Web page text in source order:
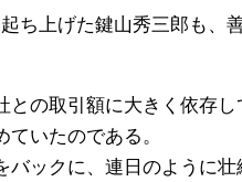
ち上げた鍵山秀三郎も、
の取引額に大きく依存し
いたのである。
バックに、連日のように